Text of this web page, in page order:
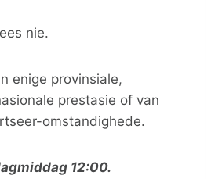
nie.
enige provinsiale,
prestasie of van
omstandighede.
12:00.